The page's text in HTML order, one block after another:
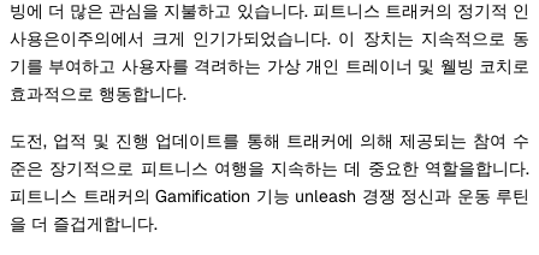
빙에 더 많은 관심을 지불하고 있습니다. 피트니스 트래커의 정기적 인
사용은이주의에서 크게 인기가되었습니다. 이 장치는 지속적으로 동
기를 부여하고 사용자를 격려하는 가상 개인 트레이너 및 웰빙 코치로
효과적으로 행동합니다.
도전, 업적 및 진행 업데이트를 통해 트래커에 의해 제공되는 참여 수
준은 장기적으로 피트니스 여행을 지속하는 데 중요한 역할을합니다.
피트니스 트래커의 Gamification 기능 unleash 경쟁 정신과 운동 루틴
을 더 즐겁게합니다.